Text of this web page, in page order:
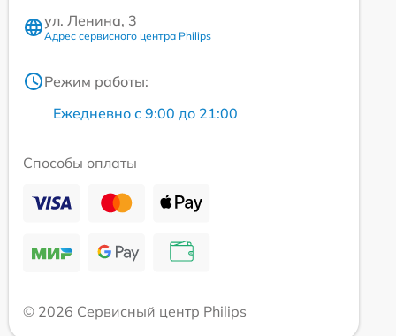
ул. Ленина, 3
Адрес сервисного центра Philips
Режим работы:
Ежедневно с 9:00 до 21:00
Способы оплаты
© 2026 Сервисный центр Philips